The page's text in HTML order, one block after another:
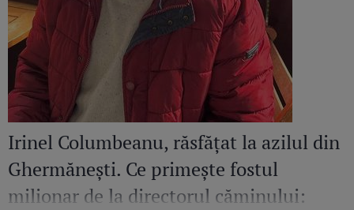
Irinel Columbeanu, răsfățat la azilul din
Ghermănești. Ce primește fostul
milionar de la directorul căminului: